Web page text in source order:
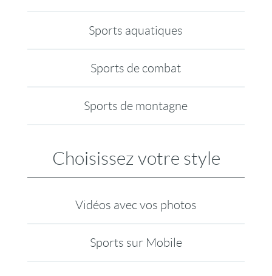
Sports aquatiques
Sports de combat
Sports de montagne
Choisissez votre style
Vidéos avec vos photos
Sports sur Mobile